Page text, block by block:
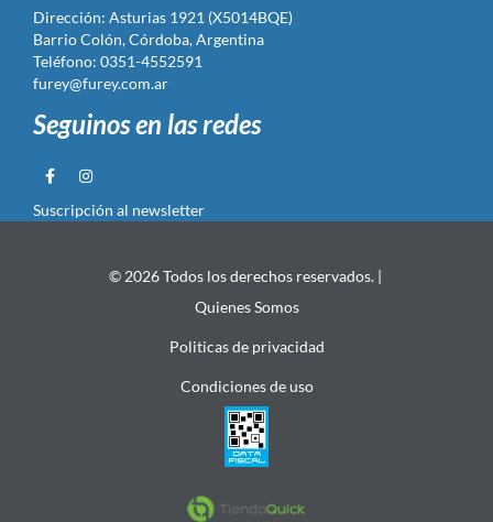
Dirección: Asturias 1921 (X5014BQE)
Barrio Colón, Córdoba, Argentina
Teléfono: 0351-4552591
furey@furey.com.ar
Seguinos en las redes
Suscripción al newsletter
© 2026 Todos los derechos reservados. |
Quienes Somos
Politicas de privacidad
Condiciones de uso